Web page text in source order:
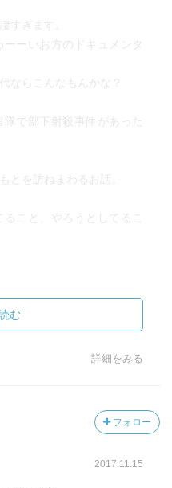
すぎます。
ーーいお方のドキュメンタ
ならこんなもんかな？
で部下射殺事件があった
とを訪ねまわるお話。
こと、やろうとしてるこ
いが始まったり、口調が
む
詳細をみる
フォロー
2017.11.15